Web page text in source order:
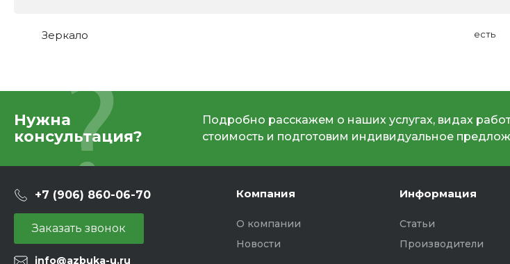
Зеркало есть
Нужна
консультация?
Подробно расскажем о наших услугах, видах
стоимость и подготовим индивидуальное
+7 (906) 860-06-70
Заказать звонок
info@azbuka-u.ru
Компания
О компании
Новости
Информация
Статьи
Производители